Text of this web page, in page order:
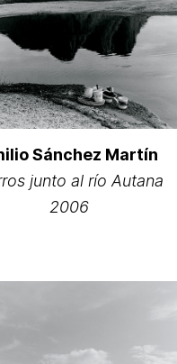
Sánchez Martín
junto al río Autana
2006